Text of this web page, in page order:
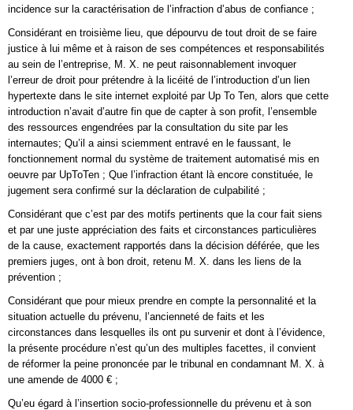
incidence sur la caractérisation de l’infraction d’abus de confiance ;
Considérant en troisième lieu, que dépourvu de tout droit de se faire
justice à lui même et à raison de ses compétences et responsabilités
au sein de l’entreprise, M. X. ne peut raisonnablement invoquer
l’erreur de droit pour prétendre à la licéité de l’introduction d’un lien
hypertexte dans le site internet exploité par Up To Ten, alors que cette
introduction n’avait d’autre fin que de capter à son profit, l’ensemble
des ressources engendrées par la consultation du site par les
internautes; Qu’il a ainsi sciemment entravé en le faussant, le
fonctionnement normal du système de traitement automatisé mis en
oeuvre par UpToTen ; Que l’infraction étant là encore constituée, le
jugement sera confirmé sur la déclaration de culpabilité ;
Considérant que c’est par des motifs pertinents que la cour fait siens
et par une juste appréciation des faits et circonstances particulières
de la cause, exactement rapportés dans la décision déférée, que les
premiers juges, ont à bon droit, retenu M. X. dans les liens de la
prévention ;
Considérant que pour mieux prendre en compte la personnalité et la
situation actuelle du prévenu, l’ancienneté de faits et les
circonstances dans lesquelles ils ont pu survenir et dont à l’évidence,
la présente procédure n’est qu’un des multiples facettes, il convient
de réformer la peine prononcée par le tribunal en condamnant M. X. à
une amende de 4000 € ;
Qu’eu égard à l’insertion socio-professionnelle du prévenu et à son